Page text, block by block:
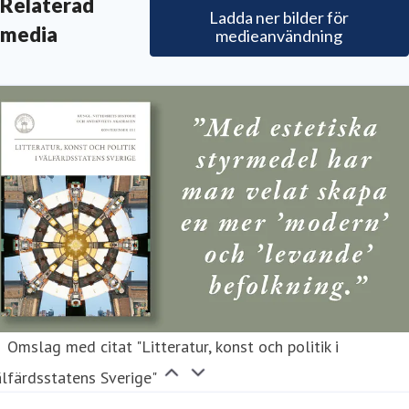
redaktör
Relaterad
media
Ladda ner bilder för
medieanvändning
Omslag med citat "Litteratur, konst och politik i
Sverige"